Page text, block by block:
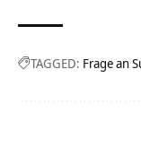
TAGGED: Frage an